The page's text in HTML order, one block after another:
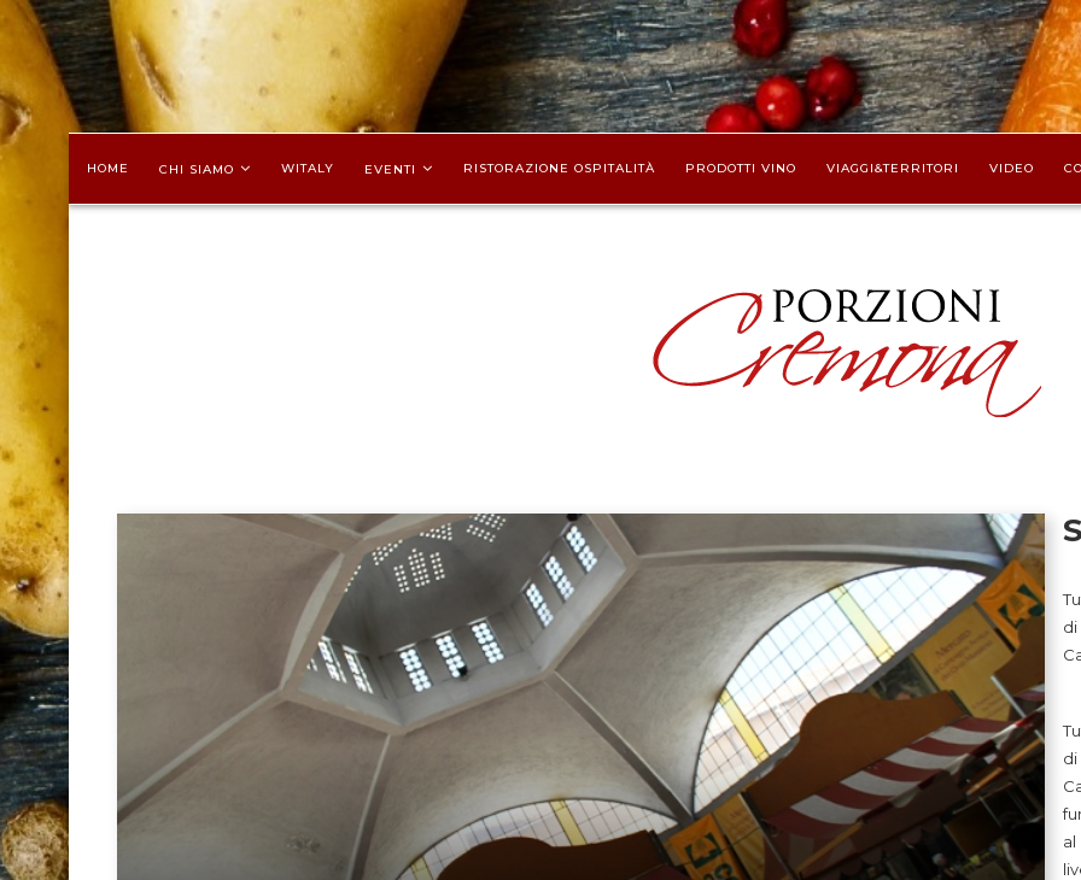
HOME CHI SIAMO WITALY EVENTI RISTORAZIONE OSPITALITÀ PRODOTTI VINO VIAGGI&TERRITORI VIDEO
di
di
al